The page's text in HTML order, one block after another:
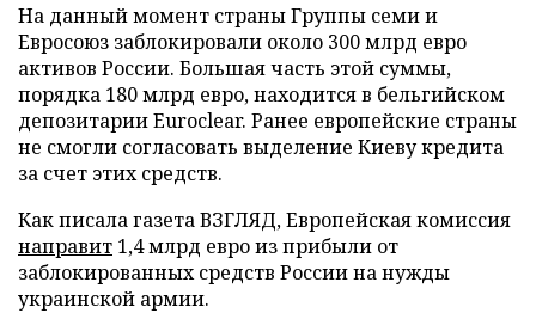
На данный момент страны Группы семи и
Евросоюз заблокировали около 300 млрд евро
активов России. Большая часть этой суммы,
порядка 180 млрд евро, находится в бельгийском
депозитарии Euroclear. Ранее европейские страны
не смогли согласовать выделение Киеву кредита
за счет этих средств.
Как писала газета ВЗГЛЯД, Европейская комиссия
направит 1,4 млрд евро из прибыли от
заблокированных средств России на нужды
украинской армии.